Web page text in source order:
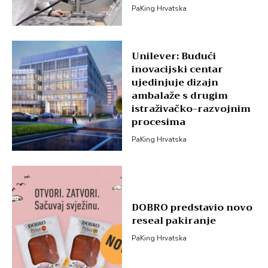
PaKing Hrvatska
Unilever: Budući
inovacijski centar
ujedinjuje dizajn
ambalaže s drugim
istraživačko-razvojnim
procesima
PaKing Hrvatska
DOBRO predstavio novo
reseal pakiranje
PaKing Hrvatska